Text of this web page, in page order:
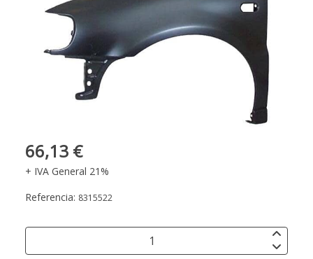
66,13 €
+ IVA General 21%
Referencia: 8315522